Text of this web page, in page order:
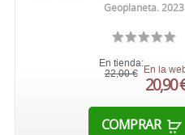
Geoplaneta. 2023
En tienda:
22,00 € En la
20,90
COMPRAR